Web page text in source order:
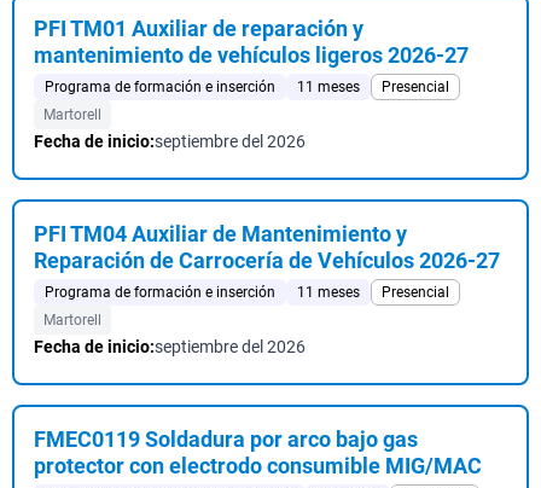
PFI TM01 Auxiliar de reparación y
mantenimiento de vehículos ligeros 2026-27
Programa de formación e inserción 11 meses
Presencial
Martorell
Fecha de inicio:septiembre del 2026
PFI TM04 Auxiliar de Mantenimiento y
Reparación de Carrocería de Vehículos 2026-27
Programa de formación e inserción 11 meses
Presencial
Martorell
Fecha de inicio:septiembre del 2026
FMEC0119 Soldadura por arco bajo gas
protector con electrodo consumible MIG/MAC